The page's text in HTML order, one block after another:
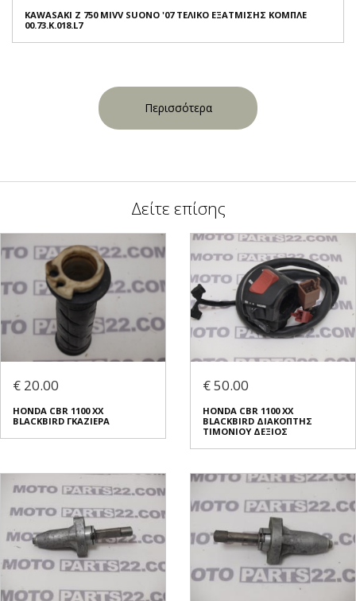
KAWASAKI Z 750 MIVV SUONO '07 ΤΕΛΙΚΟ ΕΞΑΤΜΙΣΗΣ ΚΟΜΠΛΕ
00.73.K.018.L7
Περισσότερα
Δείτε επίσης
€ 20.00
HONDA CBR 1100 XX
BLACKBIRD ΓΚΑΖΙΕΡΑ
€ 50.00
HONDA CBR 1100 XX
BLACKBIRD ΔΙΑΚΟΠΤΗΣ
ΤΙΜΟΝΙΟΥ ΔΕΞΙΟΣ